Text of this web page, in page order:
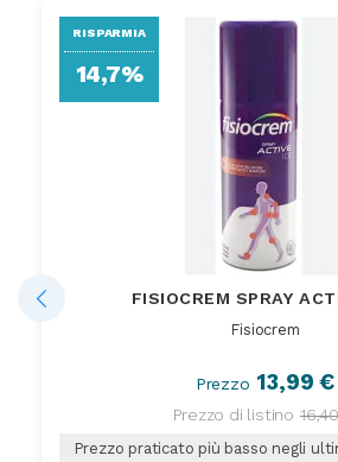
FISIOCREM SPRAY
Fisiocrem
Prezzo 13,99 €
Prezzo di listino
Prezzo praticato più basso negli
RISPARMIA
14,7%